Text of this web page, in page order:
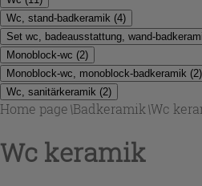
Wc, stand-badkeramik (4)
Set wc, badeausstattung, wand-
Monoblock-wc (2)
Monoblock-wc, monoblock-badkeramik (2)
Wc, sanitärkeramik (2)
Home page\Badkeramik\Wc
Wc keramik